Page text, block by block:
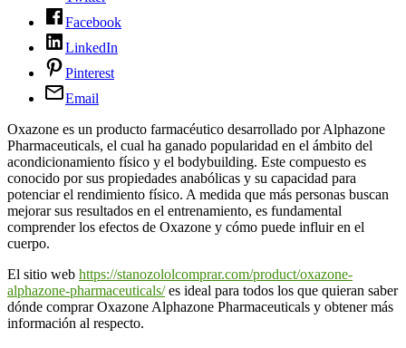
Facebook
LinkedIn
Pinterest
Email
Oxazone es un producto farmacéutico desarrollado por Alphazone
Pharmaceuticals, el cual ha ganado popularidad en el ámbito del
acondicionamiento físico y el bodybuilding. Este compuesto es
conocido por sus propiedades anabólicas y su capacidad para
potenciar el rendimiento físico. A medida que más personas buscan
mejorar sus resultados en el entrenamiento, es fundamental
comprender los efectos de Oxazone y cómo puede influir en el
cuerpo.
El sitio web https://stanozololcomprar.com/product/oxazone-
alphazone-pharmaceuticals/es ideal para todos los que quieran saber
dónde comprar Oxazone Alphazone Pharmaceuticals y obtener más
información al respecto.